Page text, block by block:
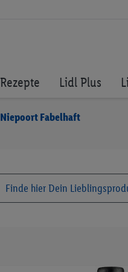
Rezepte Lidl Plus
Niepoort Fabelhaft